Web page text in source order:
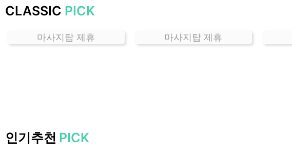
곳
가
추
천
CLASSIC PICK
마사지탑 제휴 마사지탑 제휴
인기추천 PICK